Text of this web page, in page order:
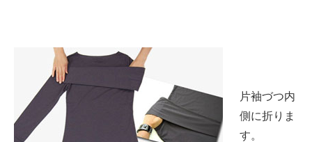
片袖づつ内
側に折りま
す。